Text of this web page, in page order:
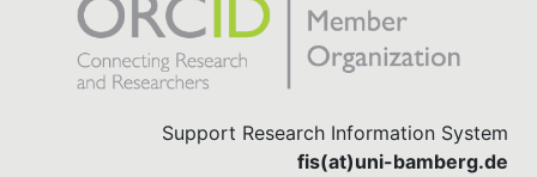
Support Research Information System
fis(at)uni-bamberg.de